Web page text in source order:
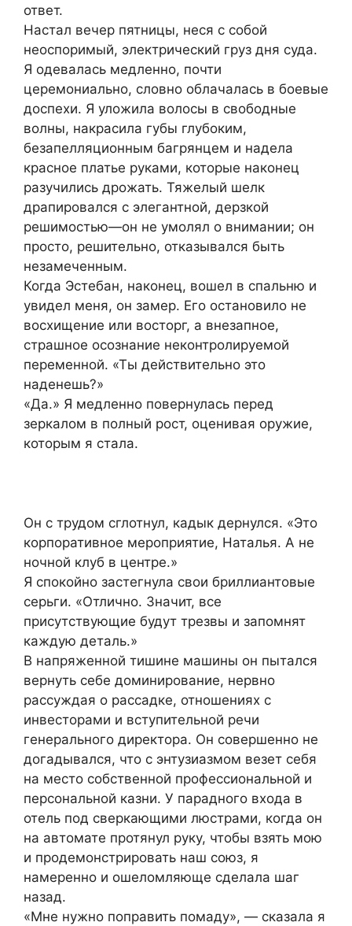
ответ.
Настал вечер пятницы, неся с собой
неоспоримый, электрический груз дня суда.
Я одевалась медленно, почти
церемониально, словно облачалась в боевые
доспехи. Я уложила волосы в свободные
волны, накрасила губы глубоким,
безапелляционным багрянцем и надела
красное платье руками, которые наконец
разучились дрожать. Тяжелый шелк
драпировался с элегантной, дерзкой
решимостью—он не умолял о внимании; он
просто, решительно, отказывался быть
незамеченным.
Когда Эстебан, наконец, вошел в спальню и
увидел меня, он замер. Его остановило не
восхищение или восторг, а внезапное,
страшное осознание неконтролируемой
переменной. «Ты действительно это
наденешь?»
«Да.» Я медленно повернулась перед
зеркалом в полный рост, оценивая оружие,
которым я стала.
Он с трудом сглотнул, кадык дернулся. «Это
корпоративное мероприятие, Наталья. А не
ночной клуб в центре.»
Я спокойно застегнула свои бриллиантовые
серьги. «Отлично. Значит, все
присутствующие будут трезвы и запомнят
каждую деталь.»
В напряженной тишине машины он пытался
вернуть себе доминирование, нервно
рассуждая о рассадке, отношениях с
инвесторами и вступительной речи
генерального директора. Он совершенно не
догадывался, что с энтузиазмом везет себя
на место собственной профессиональной и
персональной казни. У парадного входа в
отель под сверкающими люстрами, когда он
на автомате протянул руку, чтобы взять мою
и продемонстрировать наш союз, я
намеренно и ошеломляюще сделала шаг
назад.
«Мне нужно поправить помаду», — сказала я